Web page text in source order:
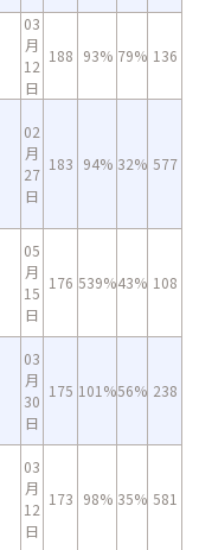
03
月
12
日
188 93% 79% 136
02
月
27
日
183 94% 32% 577
05
月
15
日
176 539%43% 108
03
月
30
日
175 101%56% 238
03
月
12
日
173 98% 35% 581